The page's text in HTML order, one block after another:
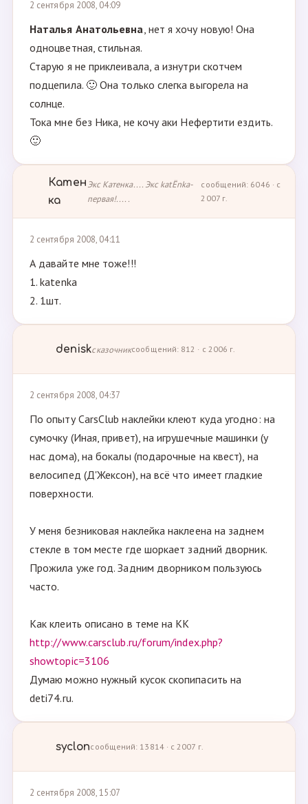
2 сентября 2008, 04:09
Наталья Анатольевна, нет я хочу новую! Она
одноцветная, стильная.
Старую я не приклеивала, а изнутри скотчем
подцепила. 🙂 Она только слегка выгорела на
солнце.
Тока мне без Ника, не кочу аки Нефертити ездить.
🙂
Катен
ка
Экс Катенка.... Экс katЁnka-
первая!.....
сообщений: 6046 · с
2007 г.
2 сентября 2008, 04:11
А давайте мне тоже!!!
1. katenka
2. 1шт.
deniskсказочниксообщений: 812 · с 2006 г.
2 сентября 2008, 04:37
По опыту CarsClub наклейки клеют куда угодно: на
сумочку (Иная, привет), на игрушечные машинки (у
нас дома), на бокалы (подарочные на квест), на
велосипед (Д'Жексон), на всё что имеет гладкие
поверхности.
У меня безниковая наклейка наклеена на заднем
стекле в том месте где шоркает задний дворник.
Прожила уже год. Задним дворником пользуюсь
часто.
Как клеить описано в теме на КК
http://www.carsclub.ru/forum/index.php?
showtopic=3106
Думаю можно нужный кусок скопипасить на
deti74.ru.
syclonсообщений: 13814 · с 2007 г.
2 сентября 2008, 15:07